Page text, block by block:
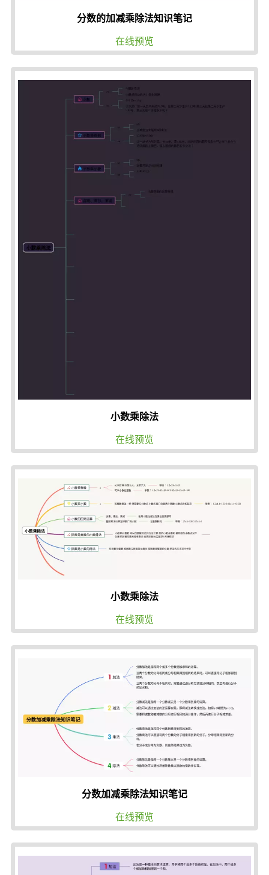
分数的加减乘除法知识笔记
在线预览
小数乘除法
在线预览
小数乘除法
在线预览
分数加减乘除法知识笔记
在线预览